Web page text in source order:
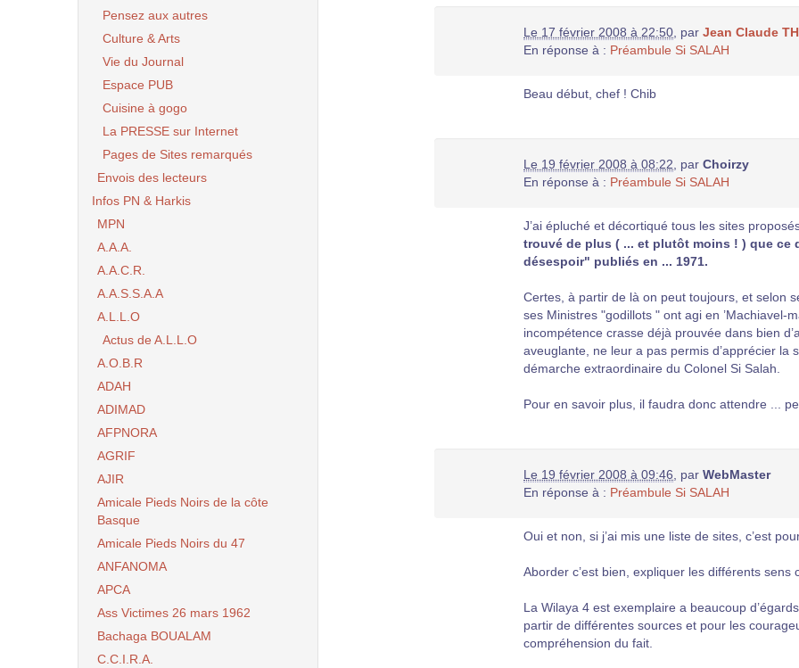
Le 17 février 2008 à 22:50 par Jean Claude
En réponse à : Préambule Si SALAH
Beau début, chef ! Chib
Le 19 février 2008 à 08:22 par Choirzy
En réponse à : Préambule Si SALAH
J’ai épluché et décortiqué tous les sites
trouvé de plus ( ... et plutôt moins ! ) que ce
désespoir" publiés en ... 1971.
Certes, à partir de là on peut toujours, et selon
ses Ministres "godillots " ont agi en ’Machiavel-
incompétence crasse déjà prouvée dans bien
aveuglante, ne leur a pas permis d’apprécier la
démarche extraordinaire du Colonel Si Salah.
Pour en savoir plus, il faudra donc attendre ...
Le 19 février 2008 à 09:46 par WebMaster
En réponse à : Préambule Si SALAH
Oui et non, si j’ai mis une liste de sites, c’est
Aborder c’est bien, expliquer les différents sens
La Wilaya 4 est exemplaire a beaucoup
partir de différentes sources et pour les
compréhension du fait.
Pensez aux autres
Culture & Arts
Vie du Journal
Espace PUB
Cuisine à gogo
La PRESSE sur Internet
Pages de Sites remarqués
Envois des lecteurs
Infos PN & Harkis
MPN
A.A.A.
A.A.C.R.
A.A.S.S.A.A
A.L.L.O
Actus de A.L.L.O
A.O.B.R
ADAH
ADIMAD
AFPNORA
AGRIF
AJIR
Amicale Pieds Noirs de la côte
Basque
Amicale Pieds Noirs du 47
ANFANOMA
APCA
Ass Victimes 26 mars 1962
Bachaga BOUALAM
C.C.I.R.A.